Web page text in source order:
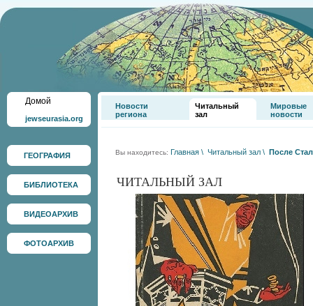
Домой
jewseurasia.org
ГЕОГРАФИЯ
БИБЛИОТЕКА
ВИДЕОАРХИВ
ФОТОАРХИВ
Новости
региона
Читальный
зал
Мировые
новости
Вы находитесь: Главная \ Читальный зал \ После
ЧИТАЛЬНЫЙ ЗАЛ